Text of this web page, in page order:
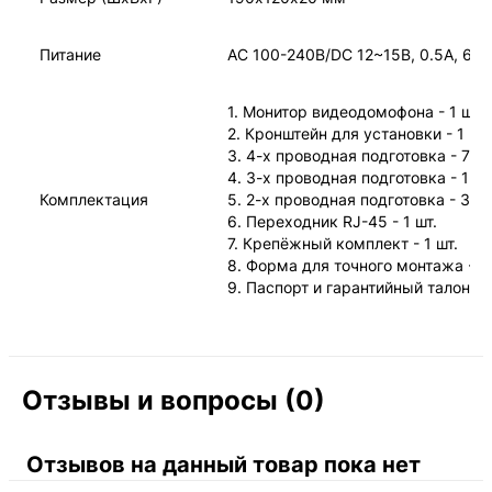
Питание AC 100-240В/DC 12~15В, 0.5А, 6Вт
Комплектация
1. Монитор видеодомофона - 1 шт.
2. Кронштейн для установки - 1 шт.
3. 4-х проводная подготовка - 7
4. 3-х проводная подготовка - 1
5. 2-х проводная подготовка - 3
6. Переходник RJ-45 - 1 шт.
7. Крепёжный комплект - 1 шт.
8. Форма для точного монтажа - 1
9. Паспорт и гарантийный талон -
Отзывы и вопросы (0)
Отзывов на данный товар пока нет